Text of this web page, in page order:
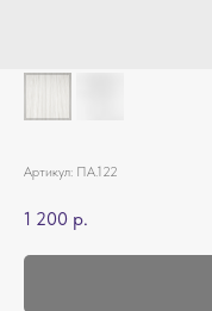
Артикул: ПА.122
1 200 р.